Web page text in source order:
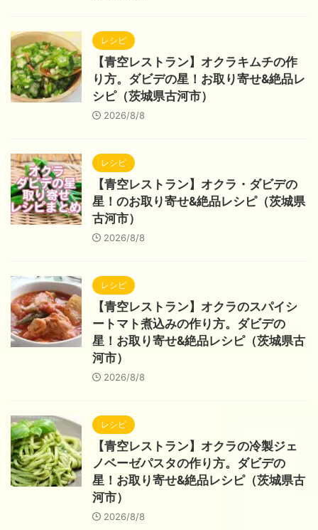
レシピ
【青空レストラン】オクラキムチの作
り方。ダビデの星！お取り寄せ&絶品レ
シピ（茨城県古河市）
2026/8/8
レシピ
【青空レストラン】オクラ・ダビデの
星！のお取り寄せ&絶品レシピ（茨城県
古河市）
2026/8/8
レシピ
【青空レストラン】オクラのスパイシ
ートマト煮込みの作り方。ダビデの
星！お取り寄せ&絶品レシピ（茨城県古
河市）
2026/8/8
レシピ
【青空レストラン】オクラの冷製ジェ
ノベーゼパスタの作り方。ダビデの
星！お取り寄せ&絶品レシピ（茨城県古
河市）
2026/8/8